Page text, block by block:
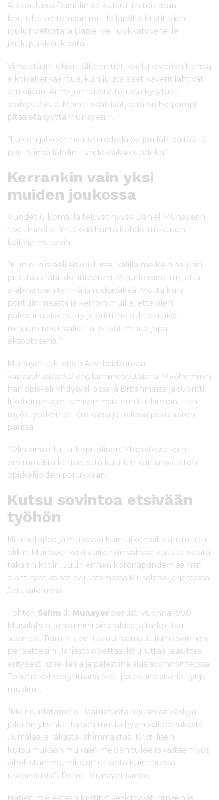
Alakoulussa Danielin isä kutsuttiin toisinaan
koululle kertomaan muille lapsille kristittyjen
joulunvietosta ja Daniel vei luokkatovereille
joulupukkisuklaata.
Viimeistään lukion jälkeen tiet koulukaverien kanssa
alkoivat erkaantua, kun juutalaiset kaverit lähtivät
armeijaan. Armeijan haastattelussa kysytään
arabiystävistä. Monet päättivät, että on helpompi
pitää etäisyyttä Munayeriin.
”Lukion jälkeen halusin todella paljon lähteä täältä
pois. Niinpä lähdin – yhdeksäksi vuodeksi.”
Kerrankin vain yksi
muiden joukossa
Vuodet ulkomailla tekivät hyvää Daniel Munayerin
itsetunnolle. Yhtäkkiä häntä kohdeltiin kuten
kaikkia muitakin.
”Kun olin israelilaiskoulussa, välillä melkein halusin
piilottaa arabi-identiteettini. Minulle sanottiin, että
arabina olen tyhmä ja roskaväkeä. Mutta kun
poistuin maasta ja kerroin muille, että olen
palestiinalaiskristitty ja britti, he suhtautuivat
minuun neutraalisti tai pitivät minua jopa
eksoottisena.”
Munayer teki ensin Azerbaidžanissa
vapaaehtoistyötä englanninopettajana. Myöhemmin
hän opiskeli Yhdysvalloissa ja Britanniassa ja suoritti
liiketoimintajohtamisen maisterin tutkinnon. Hän
myös työskenteli Kreikassa ja Irakissa pakolaisten
parissa.
”Olin aina ollut ulkopuolinen. Yliopistossa koin
ensimmäistä kertaa, että kuuluin kansainvälisten
opiskelijoiden porukkaan.”
Kutsu sovintoa etsivään
työhön
Niin helppoa ja mukavaa kuin ulkomailla asuminen
olikin, Munayer koki kuitenkin vahvaa kutsua palata
takaisin kotiin. Juuri ennen koronapandemiaa hän
aloitti työt isänsä perustamassa Musalaha-järjestössä
Jerusalemissa.
Tohtori Salim J. Munayer perusti vuonna 1990
Musalahan, jonka nimi on arabiaa ja tarkoittaa
sovintoa. Toiminta perustuu raamatullisiin sovinnon
periaatteisiin. Järjestö opettaa, kouluttaa ja auttaa
erityisesti israelilaisia ja palestiinalaisia sovinnonteossa.
Toisena kohderyhmänä ovat palestiinalaiskristityt ja -
muslimit.
”Me noudatamme Raamatusta nousevaa käskyä,
joka on yksinkertainen mutta hyvin vaikea: rakasta
Jumalaa ja rakasta lähimmäistäsi. Kristillisen
kutsumuksen mukaan meidän tulee rakastaa myös
vihollistamme, mikä on erilaista kuin muissa
uskonnoissa”, Daniel Munayer sanoo.
Hänen mielestään kristityt keskittyvät ihmisen ja